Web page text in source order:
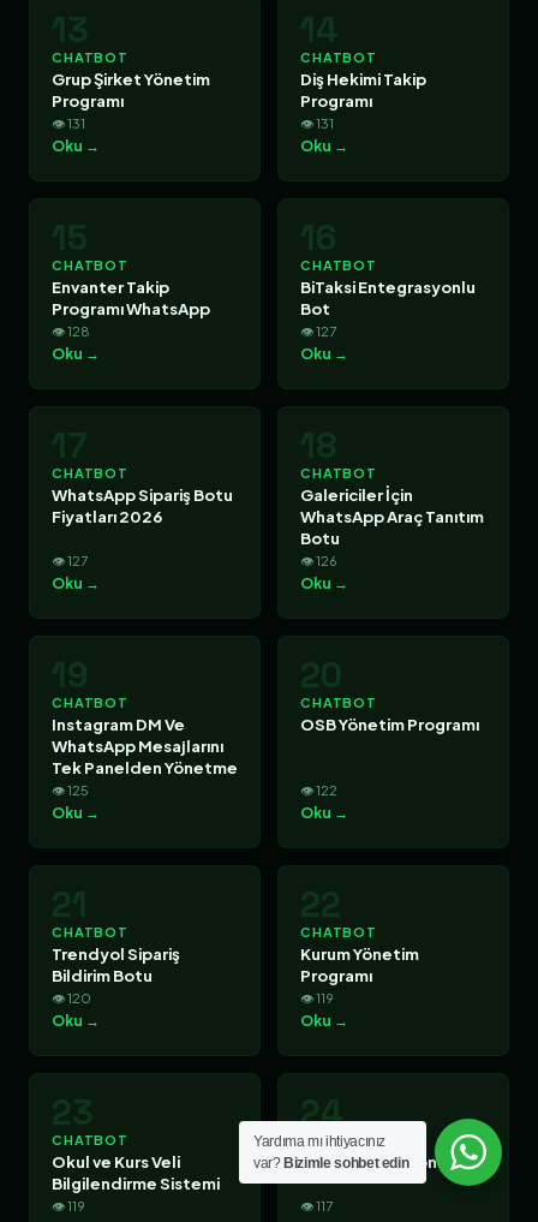
13
CHATBOT
Grup Şirket Yönetim
Programı
👁 131
Oku →
14
CHATBOT
Diş Hekimi Takip
Programı
👁 131
Oku →
15
CHATBOT
Envanter Takip
Programı WhatsApp
👁 128
Oku →
16
CHATBOT
BiTaksi Entegrasyonlu
Bot
👁 127
Oku →
17
CHATBOT
WhatsApp Sipariş Botu
Fiyatları 2026
👁 127
Oku →
18
CHATBOT
Galericiler İçin
WhatsApp Araç Tanıtım
Botu
👁 126
Oku →
19
CHATBOT
Instagram DM Ve
WhatsApp Mesajlarını
Tek Panelden Yönetme
👁 125
Oku →
20
CHATBOT
OSB Yönetim Programı
👁 122
Oku →
21
CHATBOT
Trendyol Sipariş
Bildirim Botu
👁 120
Oku →
22
CHATBOT
Kurum Yönetim
Programı
👁 119
Oku →
23
CHATBOT
Okul ve Kurs Veli
Bilgilendirme Sistemi
👁 119
24
CHATBOT
Family Office Yönetim
👁 117
Yardıma mı ihtiyacınız
var? Bizimle sohbet edin